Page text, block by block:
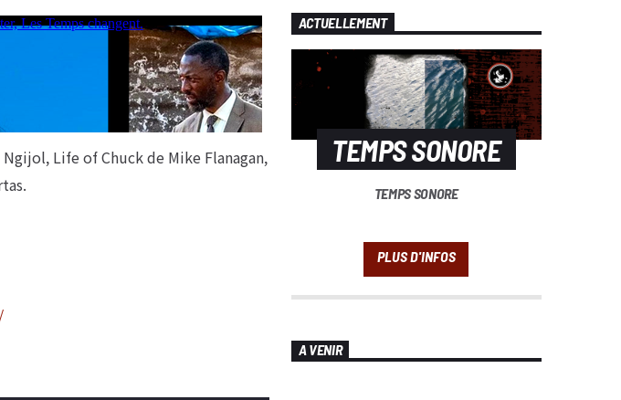
Life of Chuck de Mike Flanagan,
ACTUELLEMENT
TEMPS SONORE
TEMPS SONORE
A VENIR